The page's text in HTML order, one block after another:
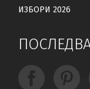
ИЗБОРИ 2026